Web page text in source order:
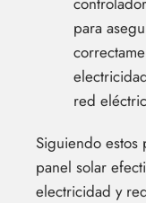
para
red
Siguiendo estos
panel solar
electricidad y